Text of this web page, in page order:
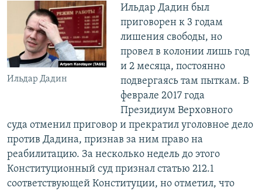
Ильдар Дадин
Ильдар Дадин был
приговорен к 3 годам
лишения свободы, но
провел в колонии лишь год
и 2 месяца, постоянно
подвергаясь там пыткам. В
феврале 2017 года
Президиум Верховного
суда отменил приговор и прекратил уголовное дело
против Дадина, признав за ним право на
реабилитацию. За несколько недель до этого
Конституционный суд признал статью 212.1
соответствующей Конституции, но отметил, что